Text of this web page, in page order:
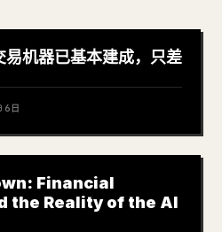
易机器已基本建成，只差
日
Financial
the Reality of the AI